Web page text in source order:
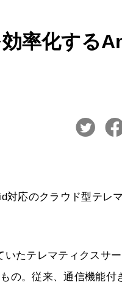
率化する
対応のクラウド型テレ
たテレマティクスサ
の。従来、通信機能付